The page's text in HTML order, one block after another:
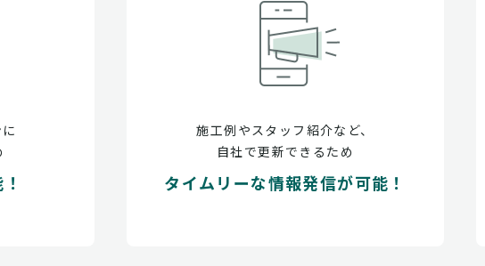
施工例やスタッフ紹介など、
自社で更新できるため
タイムリーな情報発信が可能！